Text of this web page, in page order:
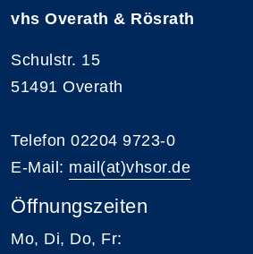
vhs Overath & Rösrath
Schulstr. 15
51491 Overath
Telefon 02204 9723-0
E-Mail: mail(at)vhsor.de
Öffnungszeiten
Mo, Di, Do, Fr: